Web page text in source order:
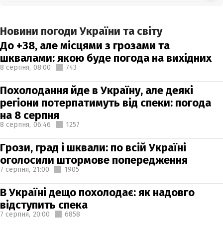
Новини погоди України та світу
До +38, але місцями з грозами та
шквалами: якою буде погода на вихідних
8 серпня, 08:00 743
Похолодання йде в Україну, але деякі
регіони потерпатимуть від спеки: погода
на 8 серпня
8 серпня, 06:46 1257
Грози, град і шквали: по всій Україні
оголосили штормове попередження
7 серпня, 21:00 1905
В Україні дещо похолодає: як надовго
відступить спека
7 серпня, 20:00 6858